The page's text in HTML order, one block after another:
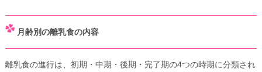
月齢別の離乳食の内容
離乳食の進行は、初期・中期・後期・完了期の4つの時期に分類され